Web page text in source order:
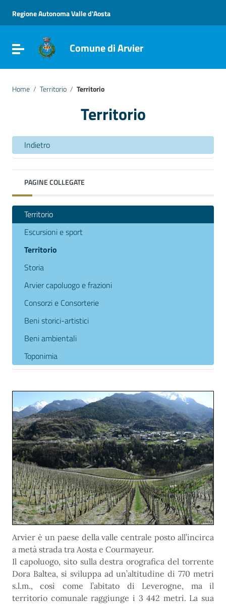
Vai al menu di navigazione
Vai al footer
Regione Autonoma Valle d'Aosta
Attiva / disattiva la navigazione
Comune di Arvier
Home / Territorio / Territorio
Territorio
Indietro
PAGINE COLLEGATE
Territorio
Escursioni e sport
Territorio
Storia
Arvier capoluogo e frazioni
Consorzi e Consorterie
Beni storici-artistici
Beni ambientali
Toponimia
Arvier è un paese della valle centrale posto all’incirca
a metà strada tra Aosta e Courmayeur.
Il capoluogo, sito sulla destra orografica del torrente
Dora Baltea, si sviluppa ad un’altitudine di 770 metri
s.l.m., così come l’abitato di Leverogne, ma il
territorio comunale raggiunge i 3 442 metri. La sua